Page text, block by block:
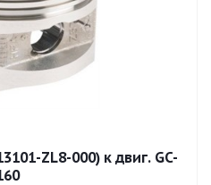
ZL8-000) к двиг. GC-